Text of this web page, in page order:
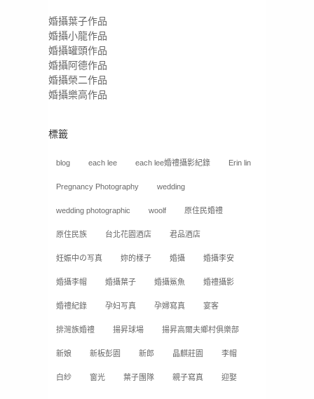
婚攝葉子作品
婚攝小龍作品
婚攝罐頭作品
婚攝阿德作品
婚攝榮二作品
婚攝樂高作品
標籤
blog each lee each lee婚禮攝影紀錄 Erin lin
Pregnancy Photography wedding
wedding photographic woolf 原住民婚禮
原住民族 台北花園酒店 君品酒店
妊娠中の写真 妳的樣子 婚攝 婚攝李安
婚攝李帽 婚攝葉子 婚攝鯊魚 婚禮攝影
婚禮紀錄 孕妇写真 孕婦寫真 宴客
排灣族婚禮 揚昇球場 揚昇高爾夫鄉村俱樂部
新娘 新板彭園 新郎 晶麒莊園 李帽
白紗 窗光 葉子團隊 親子寫真 迎娶